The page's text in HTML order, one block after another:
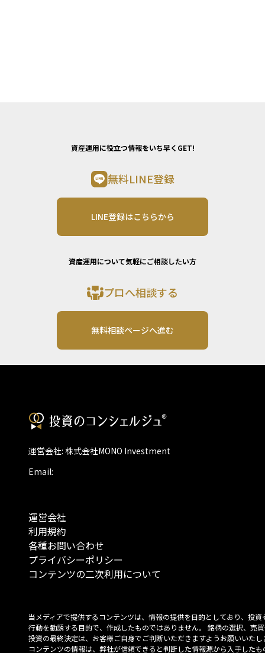
資産運用に役立つ情報をいち早くGET!
無料LINE登録
LINE登録はこちらから
資産運用について気軽にご相談したい方
プロへ相談する
無料相談ページへ進む
運営会社: 株式会社MONO Investment
Email:
運営会社
利用規約
各種お問い合わせ
プライバシーポリシー
コンテンツの二次利用について
当メディアで提供するコンテンツは、情報の提供を目的としており、投資
行動を勧誘する目的で、作成したものではありません。 銘柄の選択、売
投資の最終決定は、お客様ご自身でご判断いただきますようお願いいたし
コンテンツの情報は、弊社が信頼できると判断した情報源から入手したも